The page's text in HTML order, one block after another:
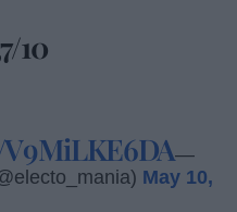
10
—
May 10,